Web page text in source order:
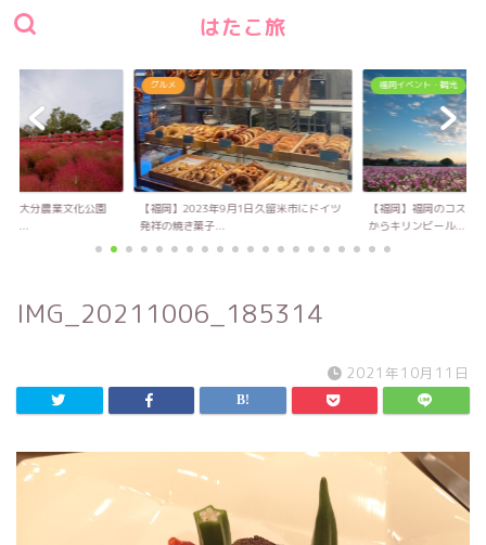
はたこ旅
！大分農業文化公園
キ...
グルメ
【福岡】2023年9月1日久留米市にドイツ
発祥の焼き菓子...
福岡イベント・観光
【福岡】福岡のコスモ
からキリンビール...
IMG_20211006_185314
2021年10月11日